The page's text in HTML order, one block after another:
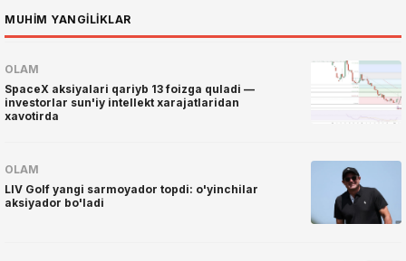
MUHIM YANGILIKLAR
OLAM
SpaceX aksiyalari qariyb 13 foizga quladi —
investorlar sun'iy intellekt xarajatlaridan
xavotirda
OLAM
LIV Golf yangi sarmoyador topdi: o'yinchilar
aksiyador bo'ladi